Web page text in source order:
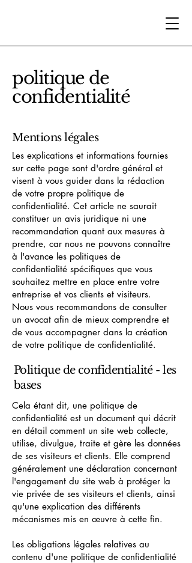
politique de
confidentialité
Mentions légales
Les explications et informations fournies
sur cette page sont d'ordre général et
visent à vous guider dans la rédaction
de votre propre politique de
confidentialité. Cet article ne saurait
constituer un avis juridique ni une
recommandation quant aux mesures à
prendre, car nous ne pouvons connaître
à l'avance les politiques de
confidentialité spécifiques que vous
souhaitez mettre en place entre votre
entreprise et vos clients et visiteurs.
Nous vous recommandons de consulter
un avocat afin de mieux comprendre et
de vous accompagner dans la création
de votre politique de confidentialité.
Politique de confidentialité - les
bases
Cela étant dit, une politique de
confidentialité est un document qui décrit
en détail comment un site web collecte,
utilise, divulgue, traite et gère les données
de ses visiteurs et clients. Elle comprend
généralement une déclaration concernant
l'engagement du site web à protéger la
vie privée de ses visiteurs et clients, ainsi
qu'une explication des différents
mécanismes mis en œuvre à cette fin.
Les obligations légales relatives au
contenu d'une politique de confidentialité